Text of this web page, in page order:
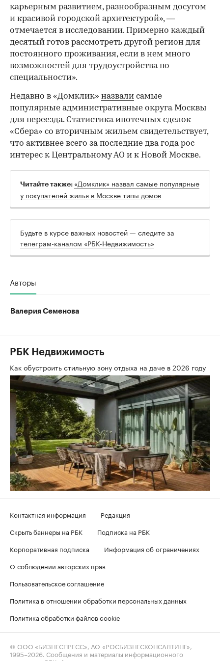
карьерным развитием, разнообразным досугом
и красивой городской архитектурой», —
отмечается в исследовании. Примерно каждый
десятый готов рассмотреть другой регион для
постоянного проживания, если в нем много
возможностей для трудоустройства по
специальности».
Недавно в «Домклик» назвали самые
популярные административные округа Москвы
для переезда. Статистика ипотечных сделок
«Сбера» со вторичным жильем свидетельствует,
что активнее всего за последние два года рос
интерес к Центральному АО и к Новой Москве.
Читайте также: «Домклик» назвал самые популярные
у покупателей жилья в Москве типы домов
Будьте в курсе важных новостей — следите за
телеграм-каналом «РБК-Недвижимость»
Авторы
Валерия Семенова
РБК Недвижимость
Как обустроить стильную зону отдыха на даче в 2026 году
Контактная информация
Редакция
Скрыть баннеры на РБК
Подписка на РБК
Корпоративная подписка
Информация об ограничениях
О соблюдении авторских прав
Пользовательское соглашение
Политика в отношении обработки персональных данных
Политика обработки файлов cookie
© ООО «БИЗНЕСПРЕСС», АО «РОСБИЗНЕСКОНСАЛТИНГ»,
1995–2026 . Сообщения и материалы информационного